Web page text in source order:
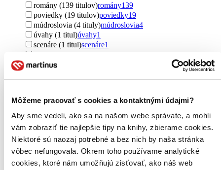
Môžeme pracovať s cookies a kontaktnými údajmi?
Aby sme vedeli, ako sa na našom webe správate, a mohli
vám zobraziť tie najlepšie tipy na knihy, zbierame cookies.
Niektoré sú naozaj potrebné a bez nich by naša stránka
vôbec nefungovala. Okrem toho používame analytické
cookies, ktoré nám umožňujú zisťovať, ako náš web
romány (139 titulov)romány139
poviedky (19 titulov)poviedky19
múdroslovia (4 tituly)múdroslovia4
úvahy (1 titul)úvahy1
scenáre (1 titul)scenáre1
básne (1 titul)
komiksy (4 tituly)komiksy4
thrillery (4 tituly)thrillery4
detektívky (3 tituly)
Autor
Sylvia Plath (17 titulov)Sylvia Plath17
Lily Ebert (11 titulov)Lily Ebert11